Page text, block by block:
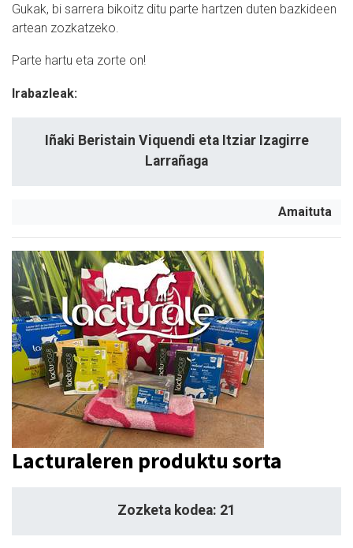
Gukak, bi sarrera bikoitz ditu parte hartzen duten bazkideen
artean zozkatzeko.
Parte hartu eta zorte on!
Irabazleak:
Iñaki Beristain Viquendi eta Itziar Izagirre
Larrañaga
Amaituta
Lacturaleren produktu sorta
Zozketa kodea: 21